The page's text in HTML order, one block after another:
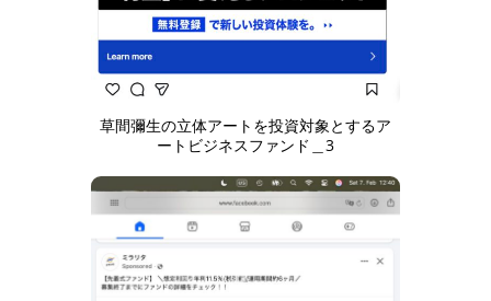
草間彌生の立体アートを投資対象とするア
ートビジネスファンド＿3